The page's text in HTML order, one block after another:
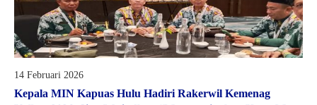
14 Februari 2026
Kepala MIN Kapuas Hulu Hadiri Rakerwil Kemenag